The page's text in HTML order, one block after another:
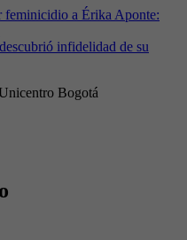
feminicidio a Érika Aponte:
infidelidad de su
Bogotá